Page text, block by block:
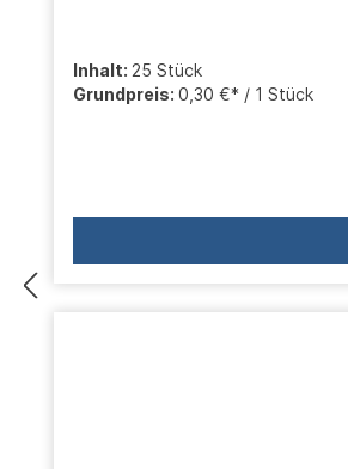
Inhalt: 25 Stück
Grundpreis: 0,30 €* / 1 Stück